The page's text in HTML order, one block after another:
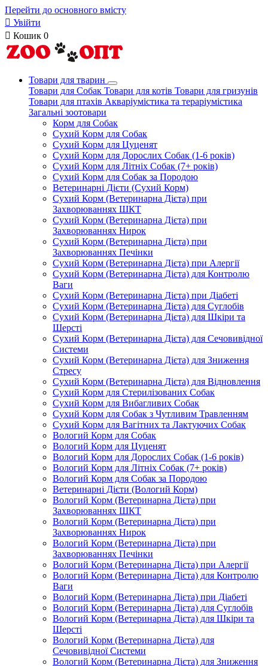
Перейти до основного вмісту
 Увійти
 Кошик 0
Товари для тварин
Товари для Собак Товари для котів Товари для гризунів
Товари для птахів Акваріумістика та тераріумістика
Загальні зоотовари
Корм для Собак
Сухий Корм для Собак
Сухий Корм для Цуценят
Сухий Корм для Дорослих Собак (1-6 років)
Сухий Корм для Літніх Собак (7+ років)
Сухий Корм для Собак за Породою
Ветеринарні Дієти (Сухий Корм)
Сухий Корм (Ветеринарна Дієта) при
Захворюваннях ШКТ
Сухий Корм (Ветеринарна Дієта) при
Захворюваннях Нирок
Сухий Корм (Ветеринарна Дієта) при
Захворюваннях Печінки
Сухий Корм (Ветеринарна Дієта) при Алергії
Сухий Корм (Ветеринарна Дієта) для Контролю
Ваги
Сухий Корм (Ветеринарна Дієта) при Діабеті
Сухий Корм (Ветеринарна Дієта) для Суглобів
Сухий Корм (Ветеринарна Дієта) для Шкіри та
Шерсті
Сухий Корм (Ветеринарна Дієта) для Сечовивідної
Системи
Сухий Корм (Ветеринарна Дієта) для Зниження
Стресу
Сухий Корм (Ветеринарна Дієта) для Відновлення
Сухий Корм для Стерилізованих Собак
Сухий Корм для Вибагливих Собак
Сухий Корм для Собак з Чутливим Травленням
Сухий Корм для Вагітних та Лактуючих Собак
Вологий Корм для Собак
Вологий Корм для Цуценят
Вологий Корм для Дорослих Собак (1-6 років)
Вологий Корм для Літніх Собак (7+ років)
Вологий Корм для Собак за Породою
Ветеринарні Дієти (Вологий Корм)
Вологий Корм (Ветеринарна Дієта) при
Захворюваннях ШКТ
Вологий Корм (Ветеринарна Дієта) при
Захворюваннях Нирок
Вологий Корм (Ветеринарна Дієта) при
Захворюваннях Печінки
Вологий Корм (Ветеринарна Дієта) при Алергії
Вологий Корм (Ветеринарна Дієта) для Контролю
Ваги
Вологий Корм (Ветеринарна Дієта) при Діабеті
Вологий Корм (Ветеринарна Дієта) для Суглобів
Вологий Корм (Ветеринарна Дієта) для Шкіри та
Шерсті
Вологий Корм (Ветеринарна Дієта) для
Сечовивідної Системи
Вологий Корм (Ветеринарна Дієта) для Зниження